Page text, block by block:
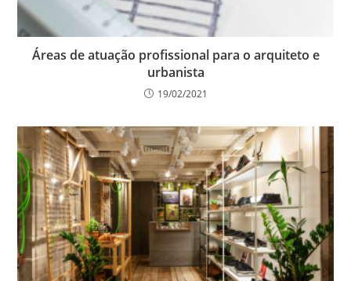
Áreas de atuação profissional para o arquiteto e
urbanista
19/02/2021